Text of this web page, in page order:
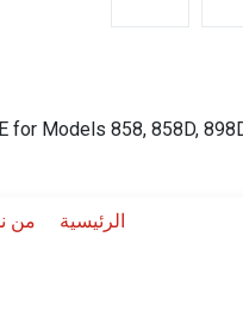
for Models 858, 858D,
الرئيسية من